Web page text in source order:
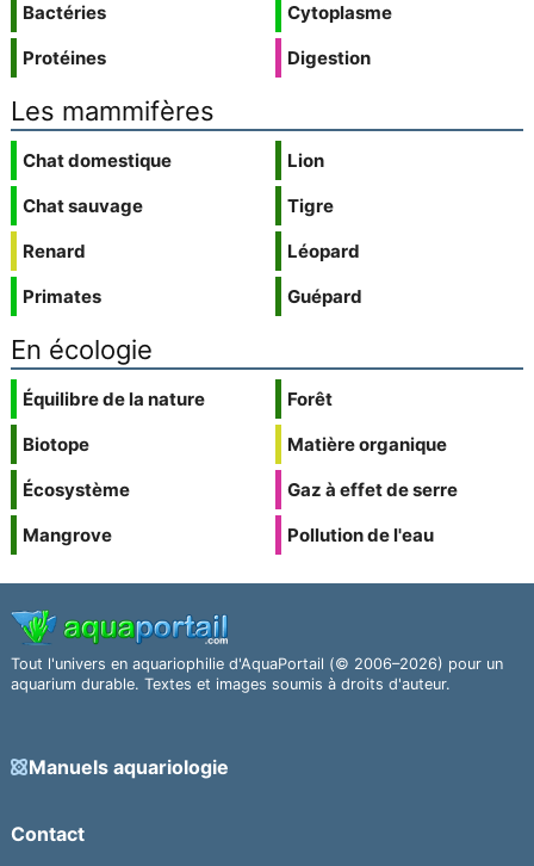
Bactéries
Protéines
Cytoplasme
Digestion
Les mammifères
Chat domestique
Chat sauvage
Renard
Primates
Lion
Tigre
Léopard
Guépard
En écologie
Équilibre de la nature
Biotope
Écosystème
Mangrove
Forêt
Matière organique
Gaz à effet de serre
Pollution de l'eau
Tout l'univers en aquariophilie d'AquaPortail (© 2006–2026) pour un
aquarium durable. Textes et images soumis à droits d'auteur.
Manuels aquariologie
Contact